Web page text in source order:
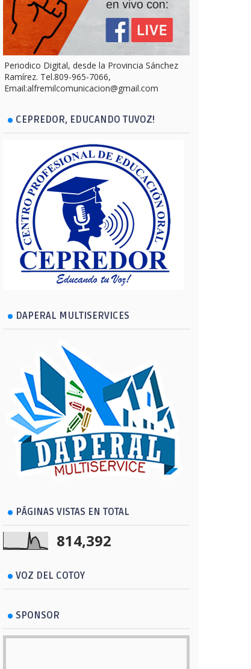
Periodico Digital, desde la Provincia Sánchez
Ramírez. Tel.809-965-7066,
Email:alfremilcomunicacion@gmail.com
CEPREDOR, EDUCANDO TUVOZ!
DAPERAL MULTISERVICES
PÁGINAS VISTAS EN TOTAL
814,392
VOZ DEL COTOY
SPONSOR